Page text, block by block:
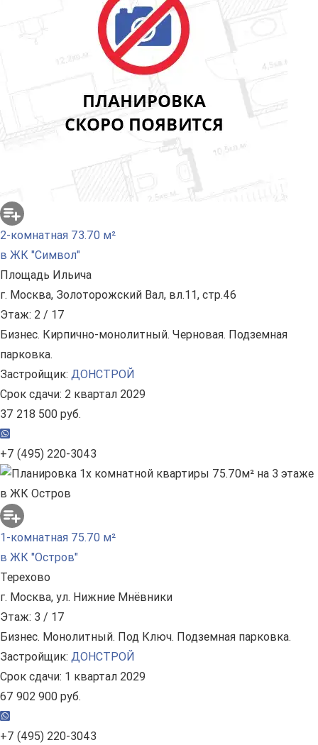
2-комнатная 73.70 м²
в ЖК "Символ"
Площадь Ильича
г. Москва, Золоторожский Вал, вл.11, стр.46
Этаж: 2 / 17
Бизнес. Кирпично-монолитный. Черновая. Подземная
парковка.
Застройщик: ДОНСТРОЙ
Срок сдачи: 2 квартал 2029
37 218 500 руб.
+7 (495) 220-3043
1-комнатная 75.70 м²
в ЖК "Остров"
Терехово
г. Москва, ул. Нижние Мнёвники
Этаж: 3 / 17
Бизнес. Монолитный. Под Ключ. Подземная парковка.
Застройщик: ДОНСТРОЙ
Срок сдачи: 1 квартал 2029
67 902 900 руб.
+7 (495) 220-3043